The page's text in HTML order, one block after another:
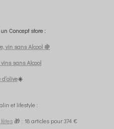
Concept store :
vin sans Alcool 🍇
sans Alcool
☀️
et lifestyle :
🎁 : 18 articles pour 374 €